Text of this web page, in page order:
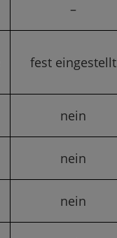
–
fest eingestellt
nein
nein
nein